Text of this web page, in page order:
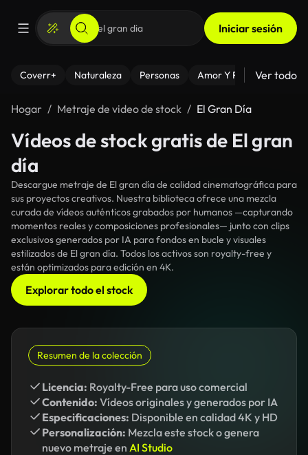
Iniciar sesión
Coverr+ Naturaleza Personas Amor Y Relaciones
Ver todo
Hogar Metraje de video de stock El Gran Día
Vídeos de stock gratis de El gran
día
Descargue metraje de El gran día de calidad cinematográfica para
sus proyectos creativos. Nuestra biblioteca ofrece una mezcla
curada de vídeos auténticos grabados por humanos —capturando
momentos reales y composiciones profesionales— junto con clips
exclusivos generados por IA para fondos en bucle y visuales
estilizados de El gran día. Todos los activos son royalty-free y
están optimizados para edición en 4K.
Explorar todo el stock
Resumen de la colección
Licencia: Royalty-Free para uso comercial
Contenido: Vídeos originales y generados por IA
Especificaciones: Disponible en calidad 4K y HD
Personalización: Mezcla este stock o genera
nuevo metraje en AI Studio